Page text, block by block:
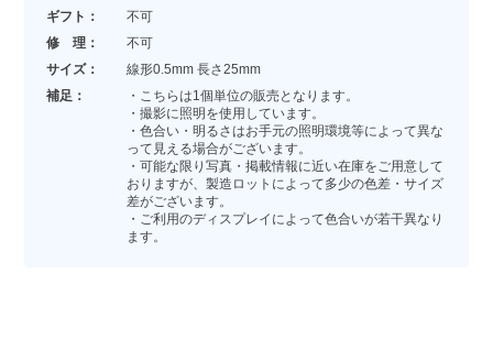
ギフト：
不可
修 理：
不可
サイズ：
線形0.5mm 長さ25mm
補足：
・こちらは1個単位の販売となります。
・撮影に照明を使用しています。
・色合い・明るさはお手元の照明環境等によって異な
って見える場合がございます。
・可能な限り写真・掲載情報に近い在庫をご用意して
おりますが、製造ロットによって多少の色差・サイズ
差がございます。
・ご利用のディスプレイによって色合いが若干異なり
ます。